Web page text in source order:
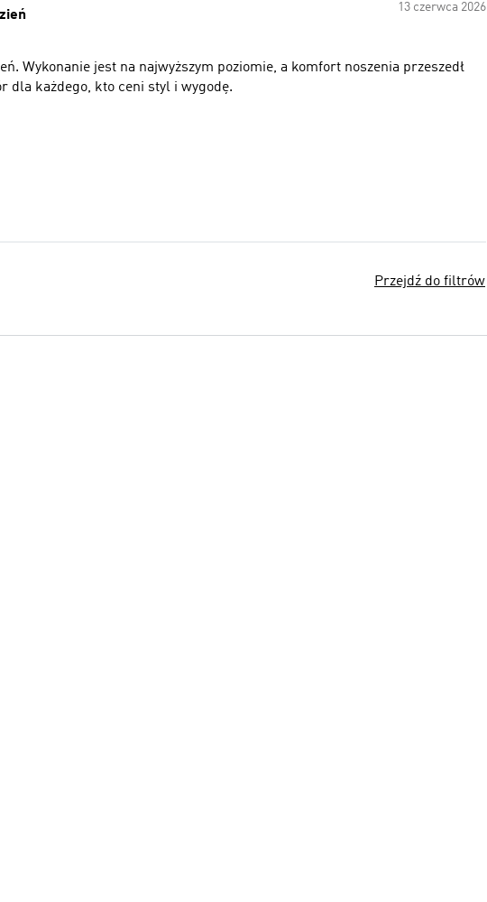
13 czerwca 2026
Wykonanie jest na najwyższym poziomie, a komfort noszenia przeszedł
dla każdego, kto ceni styl i wygodę.
Przejdź do filtrów